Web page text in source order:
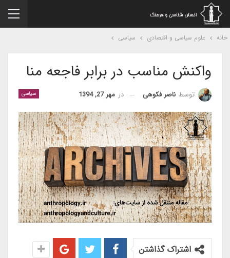
علوم سیاسی و اقتصادی سیاسی
واکنش مناسب در برابر فاجعه منا
سیاسی توسطناصر فکوهی درمهر 27, 1394
اشتراک گذاشتن